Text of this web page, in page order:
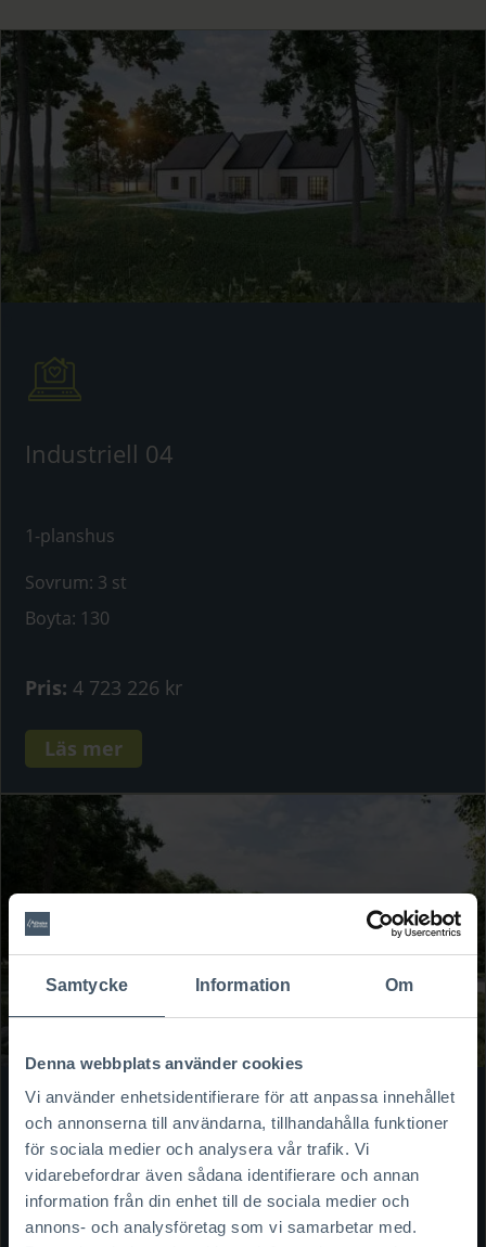
Samtycke Information Om
Denna webbplats använder cookies
Vi använder enhetsidentifierare för att anpassa innehållet
och annonserna till användarna, tillhandahålla funktioner
för sociala medier och analysera vår trafik. Vi
vidarebefordrar även sådana identifierare och annan
information från din enhet till de sociala medier och
annons- och analysföretag som vi samarbetar med.
Industriell 04
1-planshus
Sovrum: 3 st
Boyta: 130
Pris:4 723 226 kr
Läs mer
Minimalistisk 04